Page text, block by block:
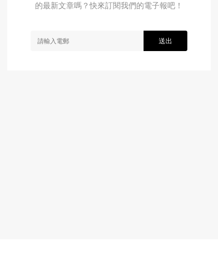
的最新文章嗎？快來訂閱我們的電子報吧！
送出